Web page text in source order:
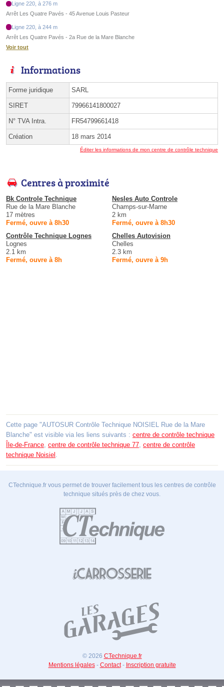
Ligne 220, à 276 m
Arrêt Les Quatre Pavés - 45 Avenue Louis Pasteur
Ligne 220, à 244 m
Arrêt Les Quatre Pavés - 2a Rue de la Mare Blanche
Voir tout
Informations
Forme juridique SARL
SIRET 79966141800027
N° TVA Intra. FR54799661418
Création 18 mars 2014
Éditer les informations de mon centre de contrôle technique
Centres à proximité
Bk Controle Technique
Rue de la Mare Blanche
17 mètres
Fermé, ouvre à 8h30
Nesles Auto Controle
Champs-sur-Marne
2 km
Fermé, ouvre à 8h30
Contrôle Technique Lognes
Lognes
2.1 km
Fermé, ouvre à 8h
Chelles Autovision
Chelles
2.3 km
Fermé, ouvre à 9h
Cette page "AUTOSUR Contrôle Technique NOISIEL Rue de la Mare
Blanche" est visible via les liens suivants : centre de contrôle technique
Île-de-France centre de contrôle technique 77 centre de contrôle
technique Noisiel
CTechnique.fr vous permet de trouver facilement tous les centres de contrôle
technique situés près de chez vous.
© 2026 CTechnique.fr
Mentions légales- Contact- Inscription gratuite